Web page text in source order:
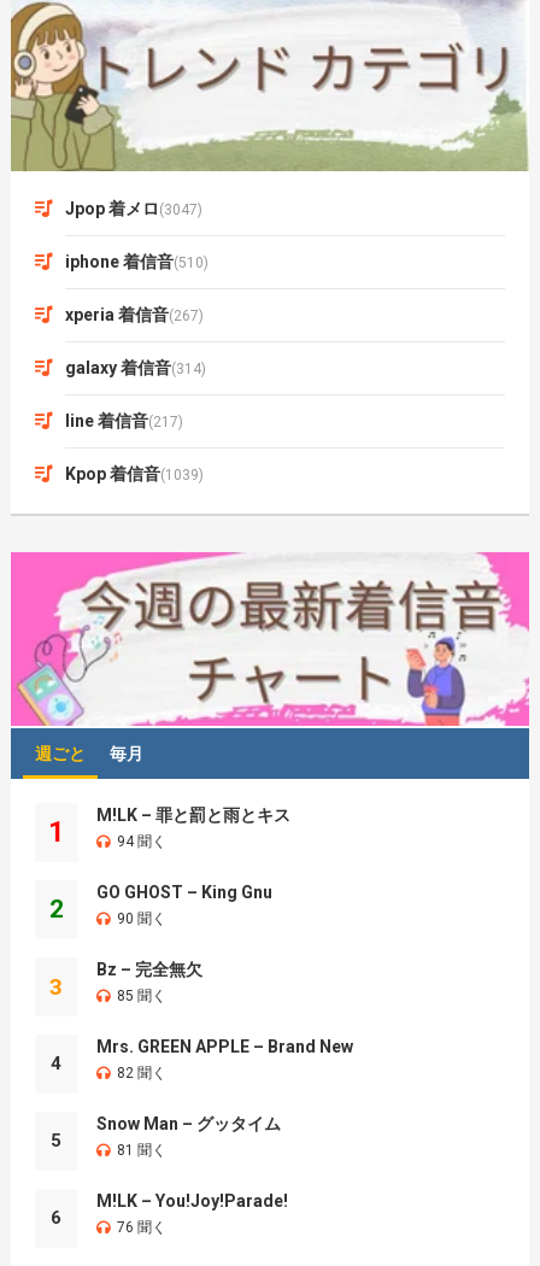
Jpop 着メロ (3047)
iphone 着信音(510)
xperia 着信音(267)
galaxy 着信音(314)
line 着信音(217)
Kpop 着信音(1039)
週ごと 毎月
1
M!LK – 罪と罰と雨とキス
94 聞く
2
GO GHOST – King Gnu
90 聞く
3
Bz – 完全無欠
85 聞く
4
Mrs. GREEN APPLE – Brand New
82 聞く
5
Snow Man – グッタイム
81 聞く
6
M!LK – You!Joy!Parade!
76 聞く